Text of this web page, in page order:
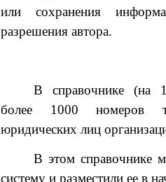
или сохранения
разрешения автора.
В справочнике (на
более 1000 номеров
юридических лиц
В этом справочнике
систему и разместили ее в